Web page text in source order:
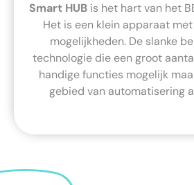
Smart HUBis het hart van het
Het is een klein apparaat
mogelijkheden. De slanke
technologie die een groot
handige functies mogelijk
gebied van automatisering